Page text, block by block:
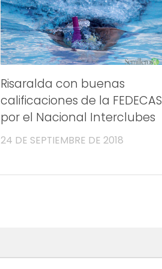
Risaralda con buenas
calificaciones de la FEDECAS
por el Nacional Interclubes
24 DE SEPTIEMBRE DE 2018